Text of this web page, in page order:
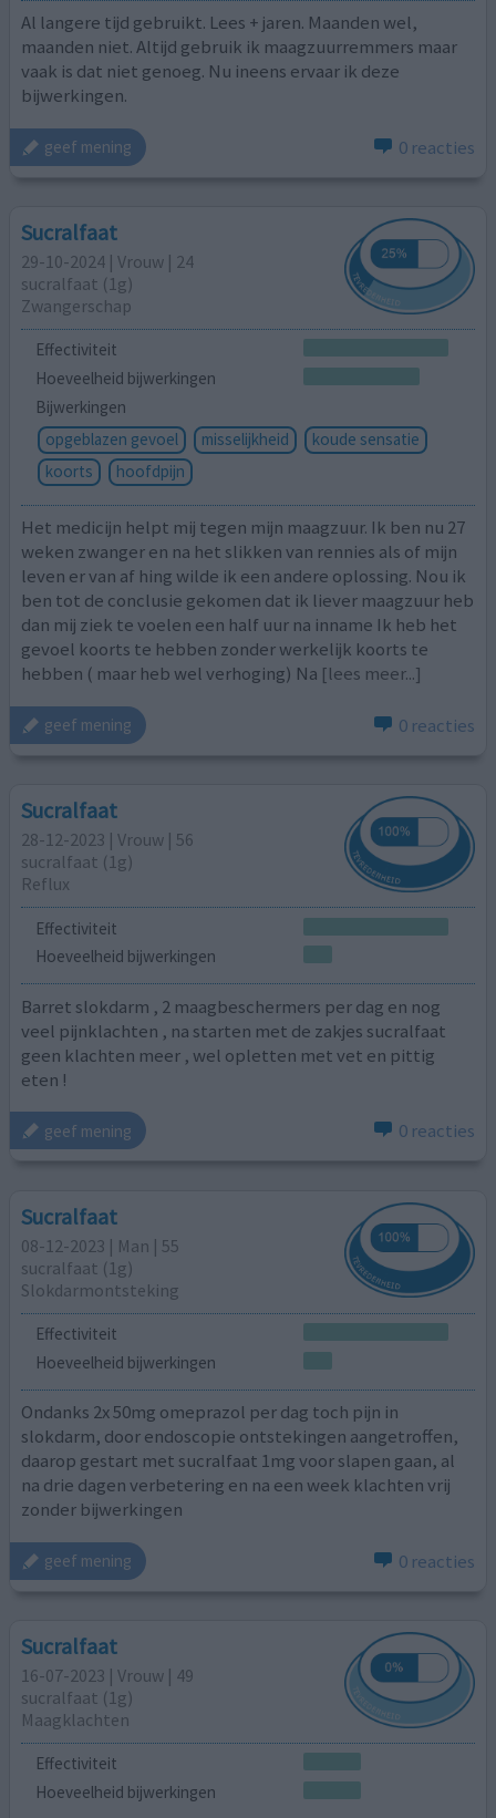
Al langere tijd gebruikt. Lees + jaren. Maanden wel,
maanden niet. Altijd gebruik ik maagzuurremmers maar
vaak is dat niet genoeg. Nu ineens ervaar ik deze
bijwerkingen.
geef mening 0 reacties
Sucralfaat
29-10-2024 | Vrouw | 24
sucralfaat (1g)
Zwangerschap
Effectiviteit
Hoeveelheid bijwerkingen
Bijwerkingen
opgeblazen gevoel
misselijkheid
koude sensatie
koorts
hoofdpijn
Het medicijn helpt mij tegen mijn maagzuur. Ik ben nu 27
weken zwanger en na het slikken van rennies als of mijn
leven er van af hing wilde ik een andere oplossing. Nou ik
ben tot de conclusie gekomen dat ik liever maagzuur heb
dan mij ziek te voelen een half uur na inname Ik heb het
gevoel koorts te hebben zonder werkelijk koorts te
hebben ( maar heb wel verhoging) Na [lees meer...]
geef mening 0 reacties
Sucralfaat
28-12-2023 | Vrouw | 56
sucralfaat (1g)
Reflux
Effectiviteit
Hoeveelheid bijwerkingen
Barret slokdarm , 2 maagbeschermers per dag en nog
veel pijnklachten , na starten met de zakjes sucralfaat
geen klachten meer , wel opletten met vet en pittig
eten !
geef mening 0 reacties
Sucralfaat
08-12-2023 | Man | 55
sucralfaat (1g)
Slokdarmontsteking
Effectiviteit
Hoeveelheid bijwerkingen
Ondanks 2x 50mg omeprazol per dag toch pijn in
slokdarm, door endoscopie ontstekingen aangetroffen,
daarop gestart met sucralfaat 1mg voor slapen gaan, al
na drie dagen verbetering en na een week klachten vrij
zonder bijwerkingen
geef mening 0 reacties
Sucralfaat
16-07-2023 | Vrouw | 49
sucralfaat (1g)
Maagklachten
Effectiviteit
Hoeveelheid bijwerkingen